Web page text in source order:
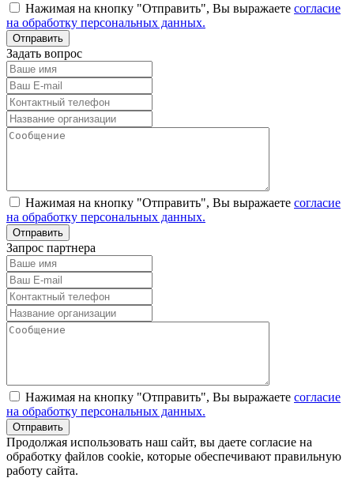
Нажимая на кнопку "Отправить", Вы выражаете согласие
на обработку персональных данных.
Задать вопрос
Нажимая на кнопку "Отправить", Вы выражаете согласие
на обработку персональных данных.
Запрос партнера
Нажимая на кнопку "Отправить", Вы выражаете согласие
на обработку персональных данных.
Продолжая использовать наш сайт, вы даете согласие на
обработку файлов cookie, которые обеспечивают правильную
работу сайта.